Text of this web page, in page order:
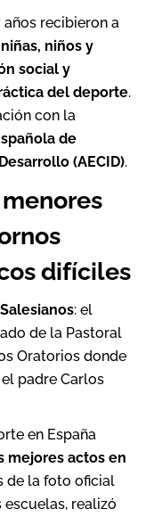
años recibieron a
niñas, niños y
social y
del deporte.
con la
de
(AECID).
difíciles
: el
de la Pastoral
Oratorios donde
padre Carlos
en España
mejores actos en
de la foto oficial
realizó